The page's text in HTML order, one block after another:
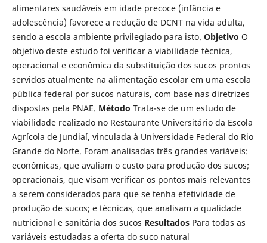
alimentares saudáveis em idade precoce (infância e
adolescência) favorece a redução de DCNT na vida adulta,
sendo a escola ambiente privilegiado para isto. Objetivo O
objetivo deste estudo foi verificar a viabilidade técnica,
operacional e econômica da substituição dos sucos prontos
servidos atualmente na alimentação escolar em uma escola
pública federal por sucos naturais, com base nas diretrizes
dispostas pela PNAE. Método Trata-se de um estudo de
viabilidade realizado no Restaurante Universitário da Escola
Agrícola de Jundiaí, vinculada à Universidade Federal do Rio
Grande do Norte. Foram analisadas três grandes variáveis:
econômicas, que avaliam o custo para produção dos sucos;
operacionais, que visam verificar os pontos mais relevantes
a serem considerados para que se tenha efetividade de
produção de sucos; e técnicas, que analisam a qualidade
nutricional e sanitária dos sucos Resultados Para todas as
variáveis estudadas a oferta do suco natural